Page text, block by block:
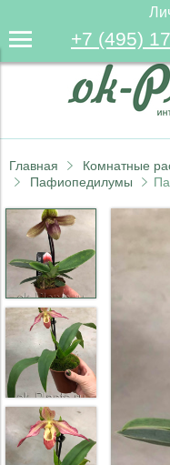
+7 (495)
Главная Комнатные
Пафиопедилумы